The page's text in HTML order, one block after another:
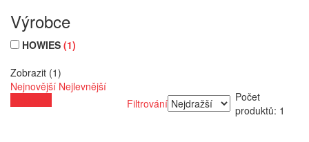
Výrobce
HOWIES (1)
Zobrazit (1)
Nejnovější Nejlevnější
Filtrování
Počet
produktů: 1